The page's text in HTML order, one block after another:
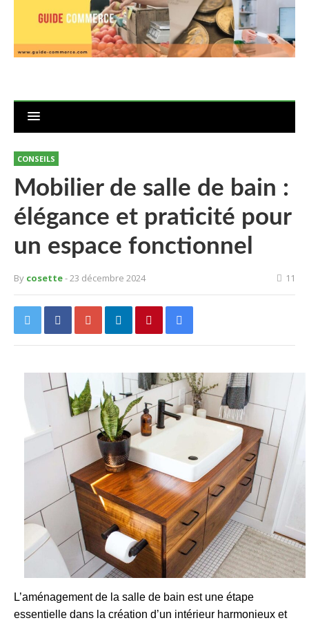
CONSEILS
Mobilier de salle de bain :
élégance et praticité pour
un espace fonctionnel
By cosette- 23 décembre 2024 11
L’aménagement de la salle de bain est une étape
essentielle dans la création d’un intérieur harmonieux et